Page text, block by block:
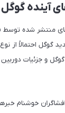
آینده
منتشر شده توسط
گوگل احتمالاً از
و جزئیات